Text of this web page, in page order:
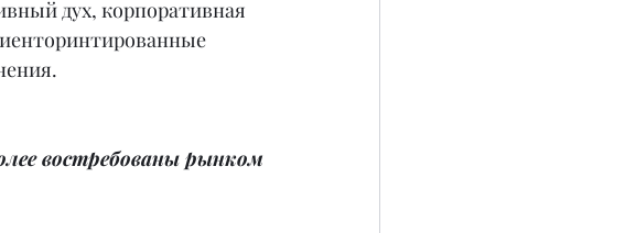
дух, корпоративная
востребованы рынком